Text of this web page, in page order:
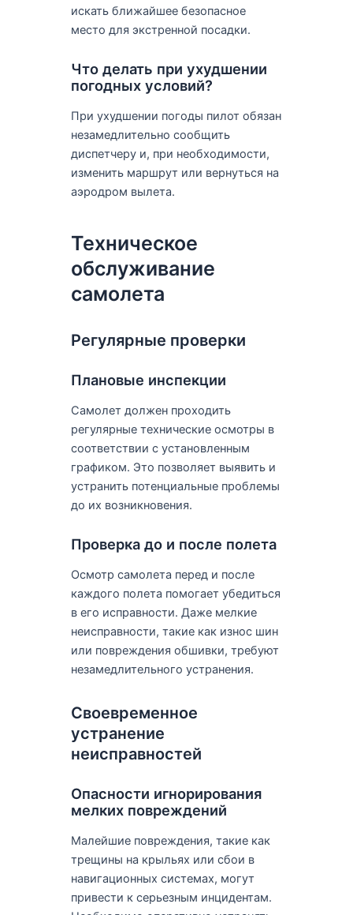
искать ближайшее безопасное
место для экстренной посадки.
Что делать при ухудшении
погодных условий?
При ухудшении погоды пилот обязан
незамедлительно сообщить
диспетчеру и, при необходимости,
изменить маршрут или вернуться на
аэродром вылета.
Техническое
обслуживание
самолета
Регулярные проверки
Плановые инспекции
Самолет должен проходить
регулярные технические осмотры в
соответствии с установленным
графиком. Это позволяет выявить и
устранить потенциальные проблемы
до их возникновения.
Проверка до и после полета
Осмотр самолета перед и после
каждого полета помогает убедиться
в его исправности. Даже мелкие
неисправности, такие как износ шин
или повреждения обшивки, требуют
незамедлительного устранения.
Своевременное
устранение
неисправностей
Опасности игнорирования
мелких повреждений
Малейшие повреждения, такие как
трещины на крыльях или сбои в
навигационных системах, могут
привести к серьезным инцидентам.